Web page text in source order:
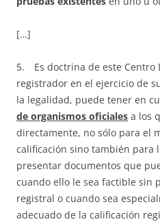
[…]
5. Es doctrina de este Centro
registrador en el ejercicio de
la legalidad, puede tener en
de organismos oficiales a los
directamente, no sólo para el
calificación sino también para
presentar documentos que
cuando ello le sea factible sin
registral o cuando sea
adecuado de la calificación